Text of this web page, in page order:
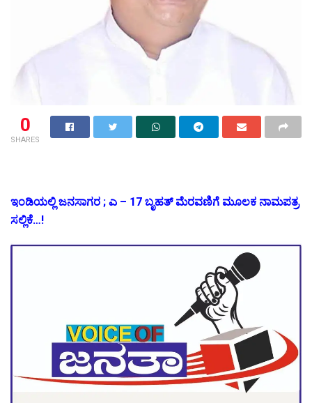
0
SHARES
ಇಂಡಿಯಲ್ಲಿ ಜನಸಾಗರ ; ಎ – 17 ಬೃಹತ್ ಮೆರವಣಿಗೆ ಮೂಲಕ ನಾಮಪತ್ರ
ಸಲ್ಲಿಕೆ…!